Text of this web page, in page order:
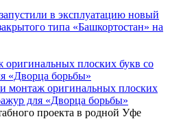
в эксплуатацию новый
типа «Башкортостан» на
монтаж оригинальных плоских
для «Дворца борьбы»
проекта в родной Уфе